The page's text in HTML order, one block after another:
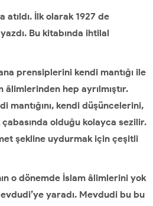
İlk olarak 1927 de
Bu kitabında ihtilal
prensiplerini kendi mantığı ile
âlimlerinden hep ayrılmıştır.
mantığını, kendi düşüncelerini,
olduğu kolayca sezilir.
şekline uydurmak için çeşitli
o dönemde İslam âlimlerini yok
yaradı. Mevdudi bu bu